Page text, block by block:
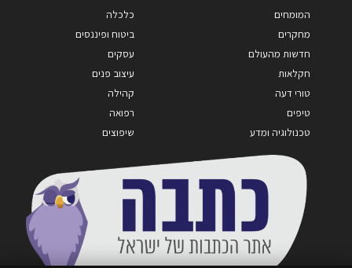
המומחים
מחקרים
חדשות מהעולם
חקלאות
טורי דעה
טיפים
טכנולוגיה ומדע
כלכלה
ביטוח ופיננסים
עסקים
עיצוב פנים
קהילה
רפואה
שיפוצים